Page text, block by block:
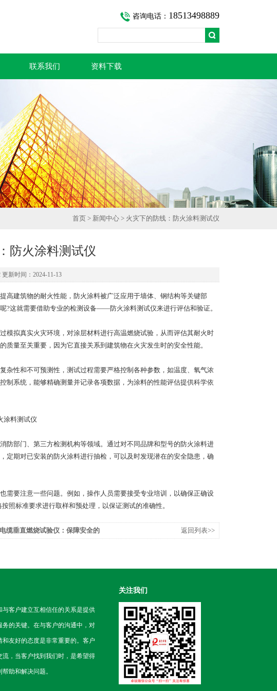
咨询电话： 18513498889
联系我们 资料下载
首页 > 新闻中心 > 火灾下的防线：防火涂料测试仪
防火涂料测试仪
更新时间：2024-11-13
建筑物的耐火性能，防火涂料被广泛应用于墙体、钢结构等关键部
?这就需要借助专业的检测设备——防火涂料测试仪来进行评估和验证。
模拟真实火灾环境，对涂层材料进行高温燃烧试验，从而评估其耐火时
量至关重要，因为它直接关系到建筑物在火灾发生时的安全性能。
性和不可预测性，测试过程需要严格控制各种参数，如温度、氧气浓
制系统，能够精确测量并记录各项数据，为涂料的性能评估提供科学依
部门、第三方检测机构等领域。通过对不同品牌和型号的防火涂料进
定期对已安装的防火涂料进行抽检，可以及时发现潜在的安全隐患，确
要注意一些问题。例如，操作人员需要接受专业培训，以确保正确设
照标准要求进行取样和预处理，以保证测试的准确性。
缆垂直燃烧试验仪：保障安全的
返回列表>>
与客户建立互相信任的关系是提供
务的关键。在与客户的沟通中，对
和友好的态度是非常重要的。客户
流，当客户找到我们时，是希望得
助和解决问题。
关注我们